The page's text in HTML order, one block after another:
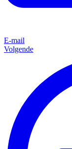
E-mail
Volgende